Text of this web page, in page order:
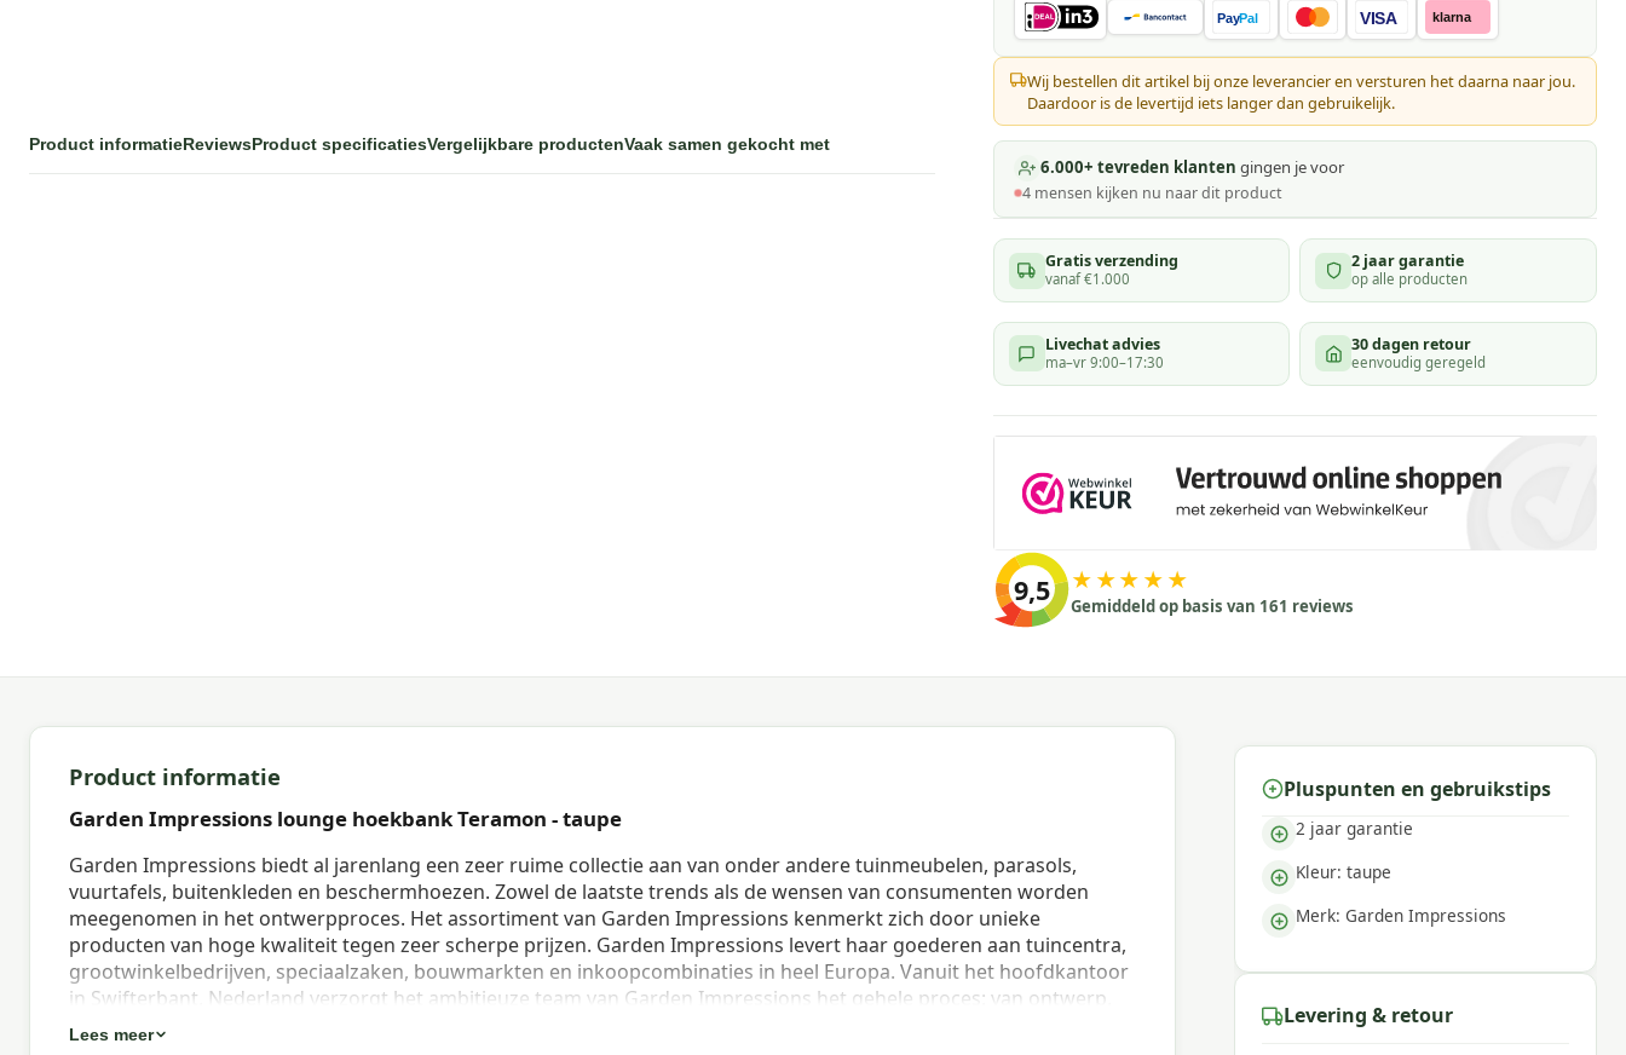
Product informatieReviewsProduct specificatiesVergelijkbare productenVaak samen gekocht met
PayPal VISA klarna
Wij bestellen dit artikel bij onze leverancier en versturen het daarna naar jou.
Daardoor is de levertijd iets langer dan gebruikelijk.
6.000+ tevreden klanten gingen je voor
4 mensen kijken nu naar dit product
Gratis verzending
vanaf €1.000
2 jaar garantie
op alle producten
Livechat advies
ma–vr 9:00–17:30
30 dagen retour
eenvoudig geregeld
9,5 ★★★★★
Gemiddeld op basis van 161 reviews
Product informatie
Garden Impressions lounge hoekbank Teramon - taupe
Garden Impressions biedt al jarenlang een zeer ruime collectie aan van onder andere tuinmeubelen, parasols,
vuurtafels, buitenkleden en beschermhoezen. Zowel de laatste trends als de wensen van consumenten worden
meegenomen in het ontwerpproces. Het assortiment van Garden Impressions kenmerkt zich door unieke
producten van hoge kwaliteit tegen zeer scherpe prijzen. Garden Impressions levert haar goederen aan tuincentra,
grootwinkelbedrijven, speciaalzaken, bouwmarkten en inkoopcombinaties in heel Europa. Vanuit het hoofdkantoor
in Swifterbant, Nederland verzorgt het ambitieuze team van Garden Impressions het gehele proces: van ontwerp,
inkoop, verkoop, klantenservice tot logistiek. Doordat Garden Impressions eigen fabrieken in beheer heeft, is er
Lees meer
Pluspunten en gebruikstips
2 jaar garantie
Kleur: taupe
Merk: Garden Impressions
Levering & retour